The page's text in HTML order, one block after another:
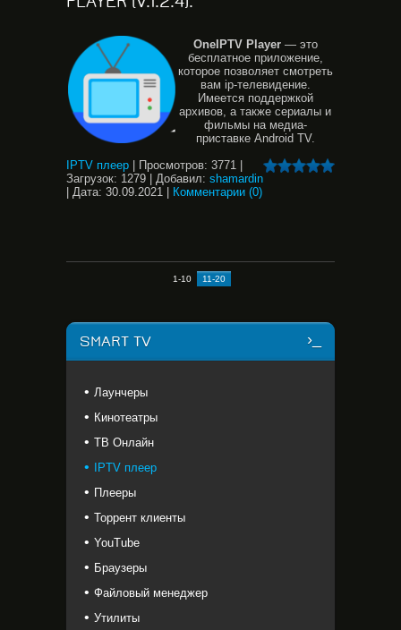
OneIPTV Player— это
бесплатное приложение,
которое позволяет смотреть
вам ip-телевидение.
Имеется поддержкой
архивов, а также сериалы и
фильмы на медиа-
приставке Android TV.
IPTV плеер
Просмотров: 3771
Загрузок: 1279 Добавил: shamardin
Дата: 30.09.2021 Комментарии (0)
1-10 11-20
SMART TV
Лаунчеры
Кинотеатры
ТВ Онлайн
IPTV плеер
Плееры
Торрент клиенты
YouTube
Браузеры
Файловый менеджер
Утилиты